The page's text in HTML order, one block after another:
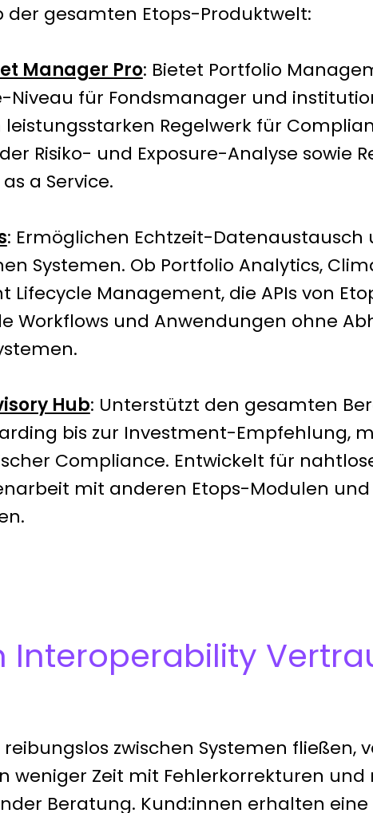
der gesamten Etops-Produktwelt:
Manager Pro: Bietet Portfolio
Niveau für Fondsmanager und
Regelwerk für
Risiko- und Exposure-Analyse sowie
a Service.
: Ermöglichen Echtzeit-
Systemen. Ob Portfolio Analytics,
Lifecycle Management, die APIs von
Workflows und Anwendungen ohne
Hub: Unterstützt den gesamten
bis zur Investment-Empfehlung,
Compliance. Entwickelt für
mit anderen Etops-Modulen
Interoperability
zwischen Systemen fließen,
weniger Zeit mit Fehlerkorrekturen
Beratung. Kund:innen erhalten